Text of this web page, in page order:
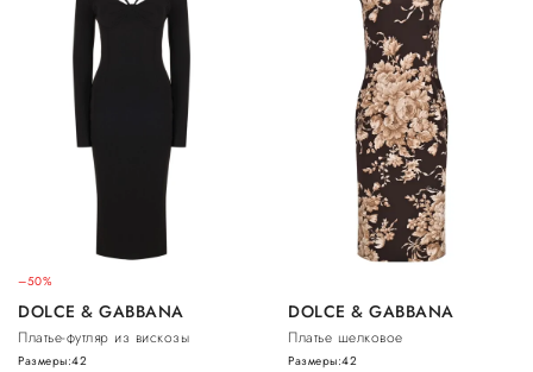
–50%
DOLCE & GABBANA
Платье-футляр из вискозы
Размеры:42
DOLCE & GABBANA
Платье шелковое
Размеры:42